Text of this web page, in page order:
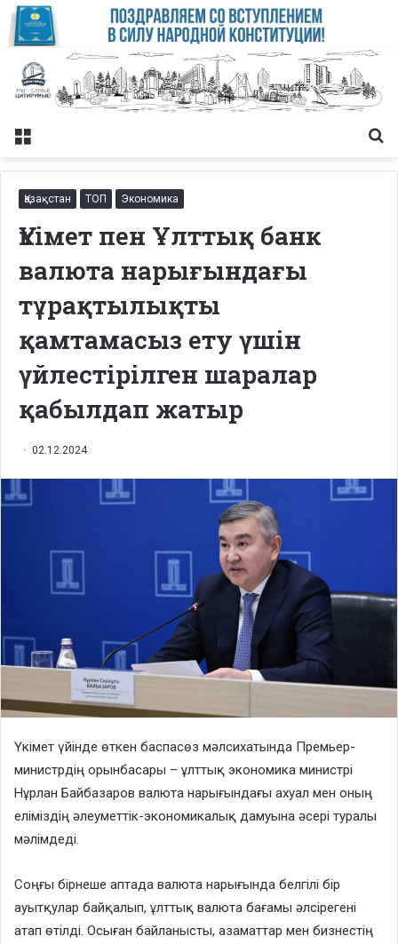
Меню
Қазақстан ТОП Экономика
Үкімет пен Ұлттық банк
валюта нарығындағы
тұрақтылықты
қамтамасыз ету үшін
үйлестірілген шаралар
қабылдап жатыр
02.12.2024
Үкімет үйінде өткен баспасөз мәлсихатында Премьер-
министрдің орынбасары – ұлттық экономика министрі
Нұрлан Байбазаров валюта нарығындағы ахуал мен оның
еліміздің әлеуметтік-экономикалық дамуына әсері туралы
мәлімдеді.
Соңғы бірнеше аптада валюта нарығында белгілі бір
ауытқулар байқалып, ұлттық валюта бағамы әлсірегені
атап өтілді. Осыған байланысты, азаматтар мен бизнестің